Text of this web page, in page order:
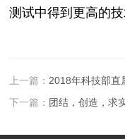
测试中得到更高的技
上一篇： 2018年科技部直属
下一篇： 团结，创造，求实